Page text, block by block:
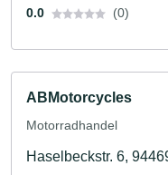
0.0 (0)
ABMotorcycles
Motorradhandel
Haselbeckstr. 6,